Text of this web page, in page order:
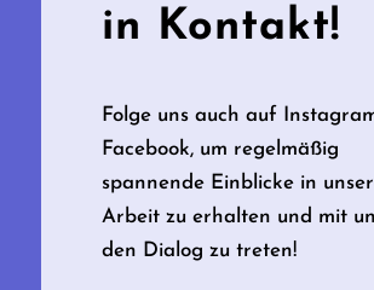
in Kontakt!
Folge uns auch auf
Facebook, um regelmäßig
spannende Einblicke in
Arbeit zu erhalten und mit
den Dialog zu treten!